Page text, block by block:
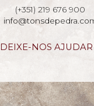
(+351) 219 676 900
DEIXE-NOS AJUDAR